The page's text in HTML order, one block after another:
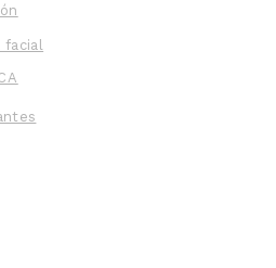
facial